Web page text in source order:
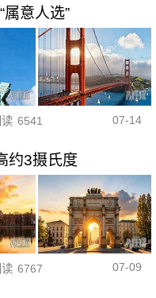
意人选”
6541 07-14
约3摄氏度
6767 07-09